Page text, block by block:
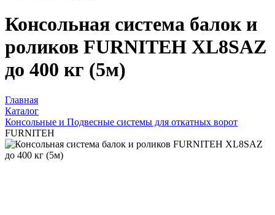
Консольная система балок и
роликов FURNITEH XL8SAZ
до 400 кг (5м)
Главная
Каталог
Консольные и Подвесные системы для откатных ворот
FURNITEH